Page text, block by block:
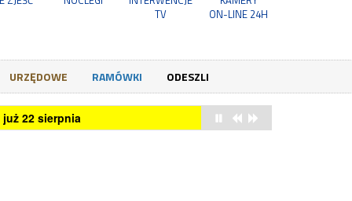
TV
ON-LINE 24H
URZĘDOWE RAMÓWKI ODESZLI
22 sierpnia